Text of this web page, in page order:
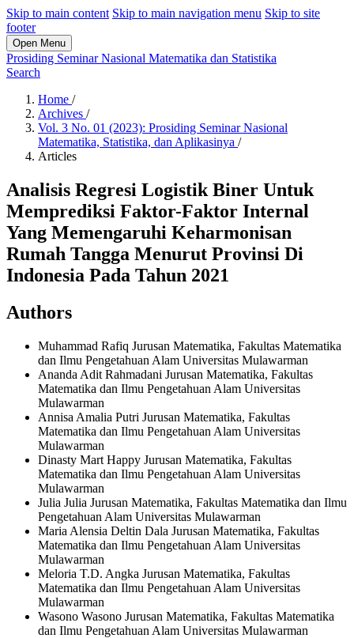
Skip to main content Skip to main navigation menu Skip to site
footer
Open Menu
Prosiding Seminar Nasional Matematika dan Statistika
Search
Home /
Archives /
Vol. 3 No. 01 (2023): Prosiding Seminar Nasional
Matematika, Statistika, dan Aplikasinya /
Articles
Analisis Regresi Logistik Biner Untuk
Memprediksi Faktor-Faktor Internal
Yang Memengaruhi Keharmonisan
Rumah Tangga Menurut Provinsi Di
Indonesia Pada Tahun 2021
Authors
Muhammad Rafiq Jurusan Matematika, Fakultas Matematika
dan Ilmu Pengetahuan Alam Universitas Mulawarman
Ananda Adit Rahmadani Jurusan Matematika, Fakultas
Matematika dan Ilmu Pengetahuan Alam Universitas
Mulawarman
Annisa Amalia Putri Jurusan Matematika, Fakultas
Matematika dan Ilmu Pengetahuan Alam Universitas
Mulawarman
Dinasty Mart Happy Jurusan Matematika, Fakultas
Matematika dan Ilmu Pengetahuan Alam Universitas
Mulawarman
Julia Julia Jurusan Matematika, Fakultas Matematika dan Ilmu
Pengetahuan Alam Universitas Mulawarman
Maria Alensia Deltin Dala Jurusan Matematika, Fakultas
Matematika dan Ilmu Pengetahuan Alam Universitas
Mulawarman
Meloria T.D. Angka Jurusan Matematika, Fakultas
Matematika dan Ilmu Pengetahuan Alam Universitas
Mulawarman
Wasono Wasono Jurusan Matematika, Fakultas Matematika
dan Ilmu Pengetahuan Alam Universitas Mulawarman